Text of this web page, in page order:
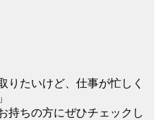
りたいけど、仕事が忙しく
持ちの方にぜひチェックし